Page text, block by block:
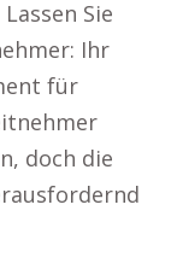
Sie
Ihr
für
doch die